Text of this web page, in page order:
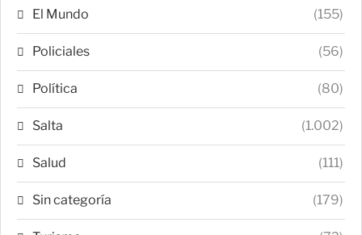
El Mundo (155)
Policiales (56)
Política (80)
Salta (1.002)
Salud (111)
Sin categoría (179)